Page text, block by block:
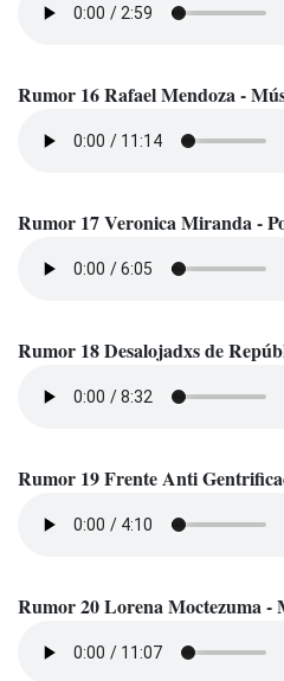
Rumor 16 Rafael Mendoza -
Rumor 17 Veronica Miranda -
Rumor 18 Desalojadxs de
Rumor 19 Frente Anti
Rumor 20 Lorena Moctezuma -